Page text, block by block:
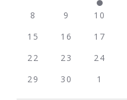
8
9 10
15
16 17
22
23 24
29
30 1